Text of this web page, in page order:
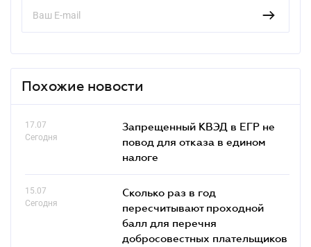
Похожие новости
17.07
Сегодня
Запрещенный КВЭД в ЕГР не
повод для отказа в едином
налоге
15.07
Сегодня
Сколько раз в год
пересчитывают проходной
балл для перечня
добросовестных плательщиков